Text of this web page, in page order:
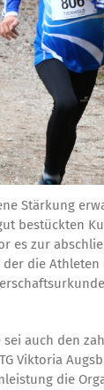
Stärkung
bestückten
es zur
die
sei auch den
Viktoria
die